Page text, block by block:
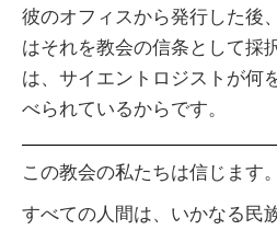
彼のオフィスから発行した後
はそれを教会の信条として採
は、サイエントロジストが何
べられているからです。
この教会の私たちは信じます。
すべての人間は、いかなる民